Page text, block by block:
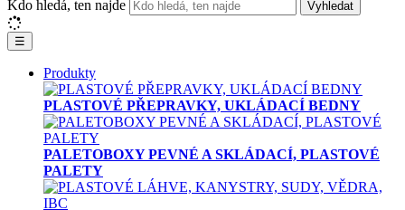
Kdo hledá, ten najde Vyhledat
☰
Produkty
PLASTOVÉ PŘEPRAVKY, UKLÁDACÍ BEDNY
PALETOBOXY PEVNÉ A SKLÁDACÍ, PLASTOVÉ
PALETY